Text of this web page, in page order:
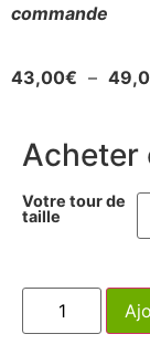
commande
43,00€ –
Acheter
Votre tour de
taille